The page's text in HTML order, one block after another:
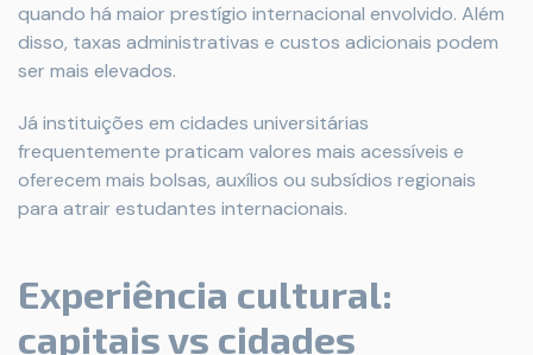
quando há maior prestígio internacional envolvido. Além
disso, taxas administrativas e custos adicionais podem
ser mais elevados.
Já instituições em cidades universitárias
frequentemente praticam valores mais acessíveis e
oferecem mais bolsas, auxílios ou subsídios regionais
para atrair estudantes internacionais.
Experiência cultural:
capitais vs cidades